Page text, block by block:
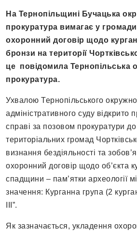
На Тернопільщині Бучацька
прокуратура вимагає у
охоронний договір щодо
бронзи на території
це повідомила Тернопільська
прокуратура.
Ухвалою Тернопільського
адміністративного суду відкрито
справі за позовом прокуратури до
територіальних громад
визнання бездіяльності та
охоронний договір щодо об’єкта
спадщини – пам’ятки археології
значення: Курганна група (2
ІІІ”.
Як зазначається, укладення